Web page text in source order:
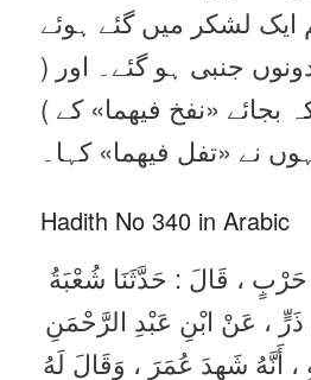
لشکر میں گئے ہوئے
جنبی ہو گئے۔ اور (
«نفخ فيهما‏» کے )
نے «تفل فيهما‏» کہا۔
Hadith No 340 in Arabic
حَرْبٍ ، قَالَ : حَدَّثَنَا شُعْبَةُ
، عَنْ ابْنِ عَبْدِ الرَّحْمَنِ
، أَنَّهُ شَهِدَ عُمَرَ ، وَقَالَ لَهُ